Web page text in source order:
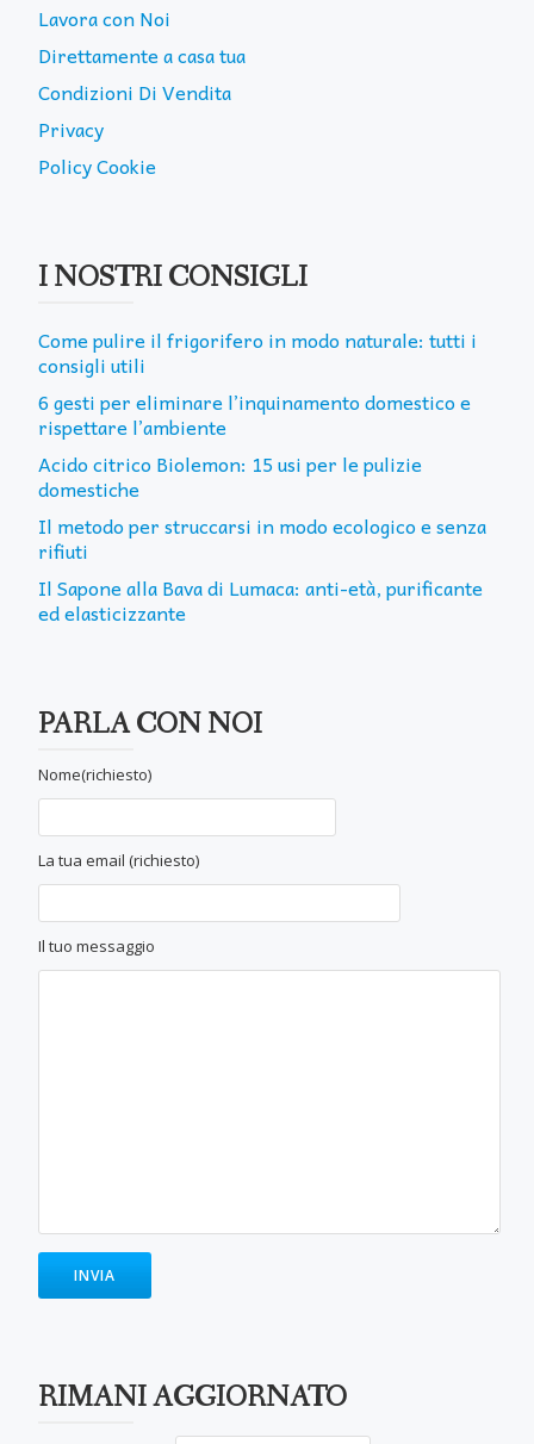
Lavora con Noi
Direttamente a casa tua
Condizioni Di Vendita
Privacy
Policy Cookie
I NOSTRI CONSIGLI
Come pulire il frigorifero in modo naturale: tutti i
consigli utili
6 gesti per eliminare l’inquinamento domestico e
rispettare l’ambiente
Acido citrico Biolemon: 15 usi per le pulizie
domestiche
Il metodo per struccarsi in modo ecologico e senza
rifiuti
Il Sapone alla Bava di Lumaca: anti-età, purificante
ed elasticizzante
PARLA CON NOI
Nome(richiesto)
La tua email (richiesto)
Il tuo messaggio
RIMANI AGGIORNATO